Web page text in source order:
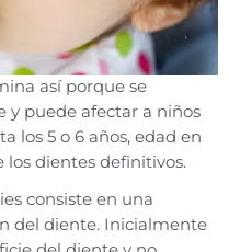
así porque se
y puede afectar a niños
los 5 o 6 años, edad en
los dientes definitivos.
consiste en una
del diente. Inicialmente